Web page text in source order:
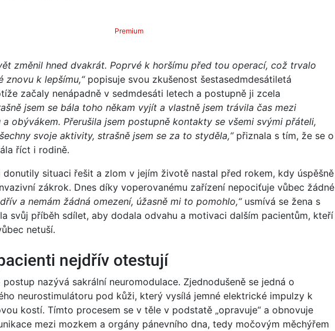
Premium
změnil hned dvakrát. Poprvé k horšímu před tou operací, což trvalo
znovu k lepšímu,“popisuje svou zkušenost šestasedmdesátiletá
začaly nenápadně v sedmdesáti letech a postupně ji zcela
jsem se bála toho někam vyjít a vlastně jsem trávila čas mezi
obývákem. Přerušila jsem postupně kontakty se všemi svými přáteli,
svoje aktivity, strašně jsem se za to styděla,“přiznala s tím, že se o
říct i rodině.
situaci řešit a zlom v jejím životě nastal před rokem, kdy úspěšně
zákrok. Dnes díky voperovanému zařízení nepociťuje vůbec žádné
a nemám žádná omezení, úžasně mi to pomohlo,“usmívá se žena s
svůj příběh sdílet, aby dodala odvahu a motivaci dalším pacientům, kteří
netuší.
nejdřív otestují
nazývá sakrální neuromodulace. Zjednodušeně se jedná o
neurostimulátoru pod kůži, který vysílá jemné elektrické impulzy k
kostí. Tímto procesem se v těle v podstatě „opravuje“ a obnovuje
mezi mozkem a orgány pánevního dna, tedy močovým měchýřem